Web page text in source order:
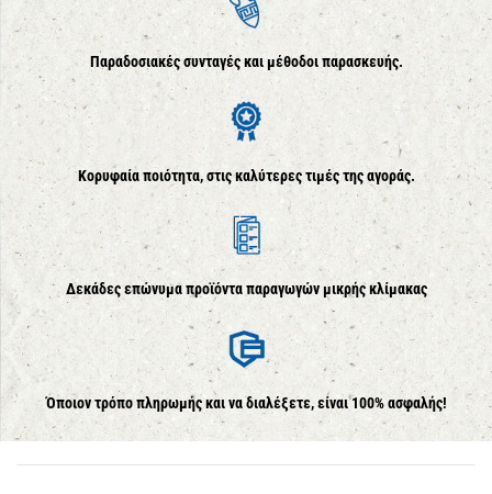
Παραδοσιακές συνταγές και μέθοδοι παρασκευής.
Κορυφαία ποιότητα, στις καλύτερες τιμές της αγοράς.
Δεκάδες επώνυμα προϊόντα παραγωγών μικρής κλίμακας
Όποιον τρόπο πληρωμής και να διαλέξετε, είναι 100% ασφαλής!